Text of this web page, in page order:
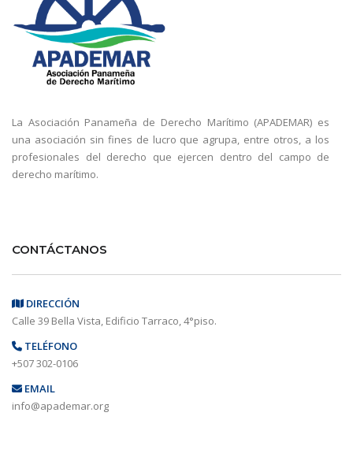
La Asociación Panameña de Derecho Marítimo (APADEMAR) es
una asociación sin fines de lucro que agrupa, entre otros, a los
profesionales del derecho que ejercen dentro del campo de
derecho marítimo.
CONTÁCTANOS
DIRECCIÓN
Calle 39 Bella Vista, Edificio Tarraco, 4°piso.
TELÉFONO
+507 302-0106
EMAIL
info@apademar.org